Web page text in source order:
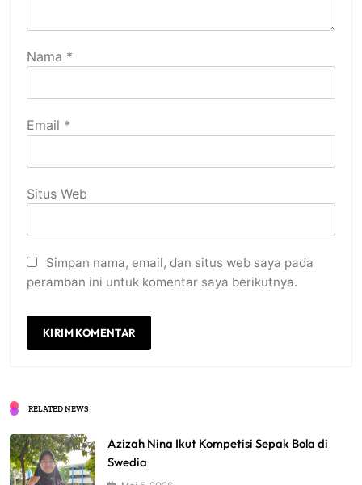
Nama *
Email *
Situs Web
Simpan nama, email, dan situs web saya pada
peramban ini untuk komentar saya berikutnya.
RELATED NEWS
Azizah Nina Ikut Kompetisi Sepak Bola di
Swedia